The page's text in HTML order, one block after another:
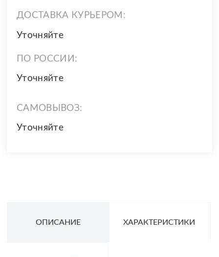
ДОСТАВКА КУРЬЕРОМ:
Уточняйте
ПО РОССИИ:
Уточняйте
САМОВЫВОЗ:
Уточняйте
ОПИСАНИЕ ХАРАКТЕРИСТИКИ